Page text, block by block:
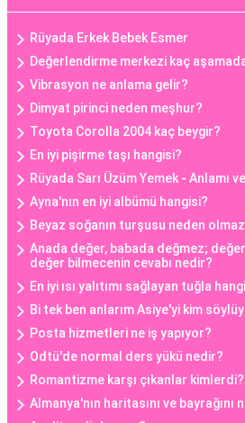
Rüyada Erkek Bebek Esmer
Değerlendirme merkezi kaç
Vibrasyon ne anlama gelir?
Dimyat pirinci neden meşhur?
Toyota Corolla 2004 kaç beygir?
En iyi pişirme taşı hangisi?
Rüyada Sarı Üzüm Yemek - Anlamı
Ayna'nın en iyi albümü hangisi?
Beyaz soğanın turşusu neden
Anada değer, babada değmez;
değer bilmecenin cevabı nedir?
En iyi ısı yalıtımı sağlayan tuğla
Bi tek ben anlarım Asiye'yi kim
Posta hizmetleri ne iş yapıyor?
Odtü'de normal ders yükü nedir?
Romantizme karşı çıkanlar kimlerdi?
Almanya'nın haritasını ve